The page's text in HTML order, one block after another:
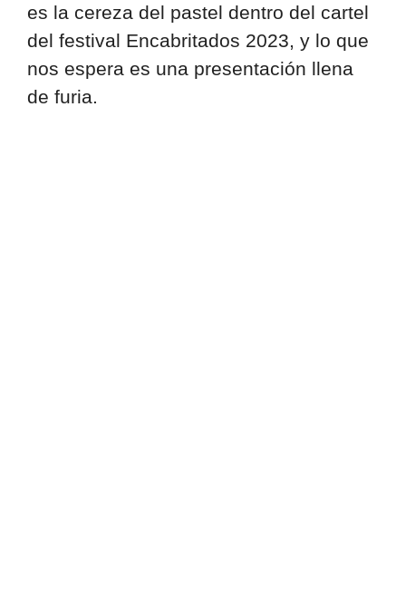
es la cereza del pastel dentro del cartel
del festival Encabritados 2023, y lo que
nos espera es una presentación llena
de furia.